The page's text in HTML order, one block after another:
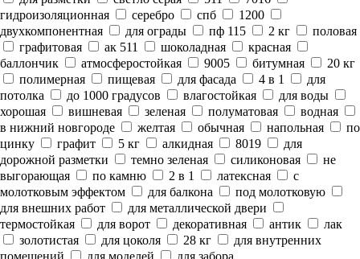
гидроизоляционная
серебро спб
1200
двухкомпонентная
для ограды пф 115 2 кг
половая
графитовая
ак 511 шоколадная
красная
баллончик
атмосферостойкая 9005 битумная
20 кг
полимерная
пищевая для фасада 4 в 1
для
потолка
до 1000 градусов влагостойкая
для воды
хорошая
вишневая зеленая полуматовая
водная
в нижний новгороде
желтая обычная напольная
по
цинку
графит 5 кг алкидная 8019
для
дорожной разметки
темно зеленая силиконовая
не
выгорающая
по камню 2 в 1 латексная
с
молотковым эффектом
для балкона
под молотковую
для внешних работ
для металлической двери
термостойкая
для ворот декоративная антик
лак
золотистая
для цоколя 28 кг
для внутренних
помещений
для моделей
для забора